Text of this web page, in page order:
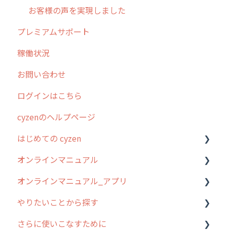
お客様の声を実現しました
プレミアムサポート
稼働状況
お問い合わせ
ログインはこちら
cyzenのヘルプページ
はじめての cyzen
0. はじめてのcyzenの使い方
1. cyzenについて知ろう
2. 主要機能の概要
3. cyzenの位置情報取得について
オンラインマニュアル
管理サイトの使い始め
ユーザー・グループ管理
行動管理
オンラインマニュアル_アプリ
アプリの使い始め
ホーム画面
やりたいことから探す
行動管理
さらに使いこなすために